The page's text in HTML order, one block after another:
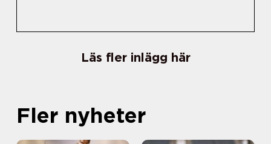
Läs fler inlägg här
Fler nyheter